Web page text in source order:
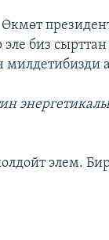
биз
милдетибизди
элем.